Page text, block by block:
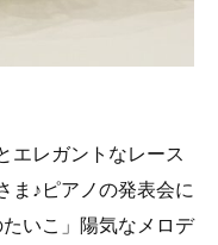
エレガントなレース
ま♪ピアノの発表会に
いこ」陽気なメロデ